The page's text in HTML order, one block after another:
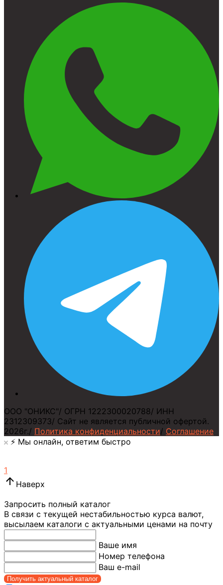
ООО "ОНИКС"/ ОГРН 1222300020788/ ИНН
2312309373/ Сайт не является публичной офертой.
2026г./ Политика конфиденциальности/ Соглашение
⚡️ Мы онлайн, ответим быстро
1
Наверх
Запросить полный каталог
В связи с текущей нестабильностью курса валют,
высылаем каталоги с актуальными ценами на почту
Ваше имя
Номер телефона
Ваш e-mail
Получить актуальный каталог